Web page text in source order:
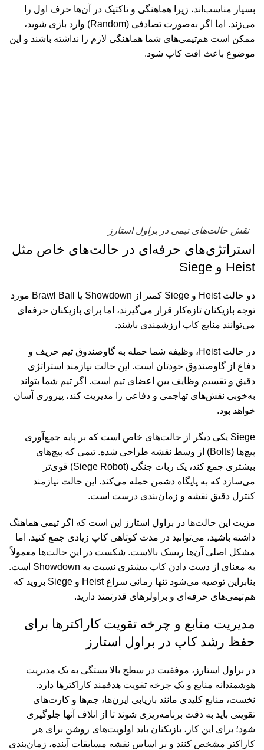
بسیار مناسب‌اند، زیرا هماهنگی و تاکتیک در آن‌ها حرف اول را
می‌زند. اما اگر به‌صورت تصادفی (Random)
وارد بازی شوید،
ممکن است هم‌تیمی‌های شما هماهنگی لازم را نداشته باشند و این
موضوع باعث افت کاپ شود.
نقش حالت‌های تیمی در براول استارز
استراتژی‌های حرفه‌ای در حالت‌های خاص مثل
Heist و Siege
دو حالتHeist و Siege کمتر از Showdown یا Brawl Ball مورد
توجه بازیکنان تازه‌کار قرار می‌گیرند، اما برای بازیکنان حرفه‌ای
می‌توانند منابع کاپ ارزشمندی باشند.
در حالتHeist، وظیفه شما حمله به گاوصندوق تیم حریف و
دفاع از گاوصندوق خودتان است. این حالت نیازمند استراتژی
دقیق و تقسیم وظایف بین اعضای تیم است. اگر تیم شما بتواند
به‌خوبی نقش‌های تهاجمی و دفاعی را مدیریت کند، پیروزی آسان
خواهد بود.
Siege یکی دیگر از حالت‌های خاص است که بر پایه جمع‌آوری
پیچ‌ها (Bolts)
از وسط نقشه طراحی شده. تیمی که پیچ‌های
بیشتری جمع کند، یک ربات جنگی (Siege Robot)
قوی‌تر
می‌سازد که به پایگاه دشمن حمله می‌کند. این حالت نیازمند
کنترل دقیق نقشه و زمان‌بندی درست است.
مزیت این حالت‌ها در براول استارز این است که اگر تیمی هماهنگ
داشته باشید، می‌توانید در مدت کوتاهی کاپ زیادی جمع کنید. اما
مشکل اصلی آن‌ها ریسک بالاست. شکست در این حالت‌ها معمولاً
به معنای از دست دادن کاپ بیشتری نسبت به Showdown است.
بنابراین توصیه می‌شود تنها زمانی سراغHeist و Siege بروید که
هم‌تیمی‌های حرفه‌ای و براولرهای قدرتمند دارید.
مدیریت منابع و چرخه تقویت کاراکترها برای
حفظ رشد کاپ در براول استارز
در براول استارز، موفقیت در سطح بالا بستگی به یک مدیریت
هوشمندانه منابع و یک چرخه تقویت هدفمند کاراکترها دارد.
نخست، منابع کلیدی مانند بازیابی ایرن‌ها، جم‌ها و کارت‌های
تقویتی باید به دقت برنامه‌ریزی شوند تا از اتلاف آنها جلوگیری
شود؛ برای این کار، بازیکنان باید اولویت‌های روشن برای هر
کاراکتر مشخص کنند و بر اساس نقشه مسابقات آینده، زمان‌بندی